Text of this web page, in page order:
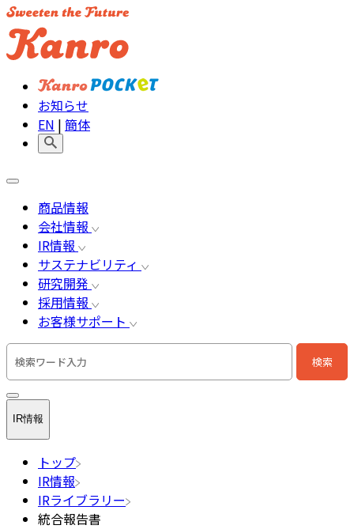
お知らせ
EN | 簡体
商品情報
会社情報
IR情報
サステナビリティ
研究開発
採用情報
お客様サポート
検索キーワード入力 検索
IR情報
トップ
IR情報
IRライブラリー
統合報告書